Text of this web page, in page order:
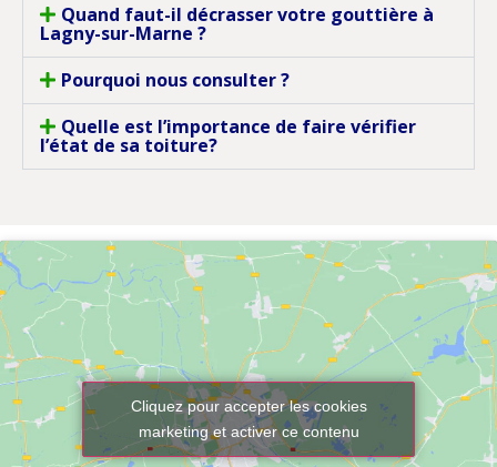
Quand faut-il décrasser votre gouttière à
Lagny-sur-Marne ?
Pourquoi nous consulter ?
Quelle est l’importance de faire vérifier
l’état de sa toiture?
Cliquez pour accepter les cookies
marketing et activer ce contenu